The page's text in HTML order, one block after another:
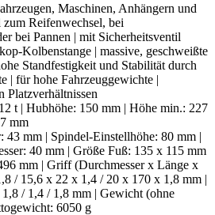
Maschinen, Anhängern und
Reifenwechsel, bei
bei Pannen | mit Sicherheitsventil
Kolbenstange | massive, geschweißte
Standfestigkeit und Stabilität durch
| für hohe Fahrzeuggewichte |
Platzverhältnissen
t | Hubhöhe: 150 mm | Höhe min.: 227
mm
43 mm | Spindel-Einstellhöhe: 80 mm |
40 mm | Größe Fuß: 135 x 115 mm
mm | Griff (Durchmesser x Länge x
/ 15,6 x 22 x 1,4 / 20 x 170 x 1,8 mm |
/ 1,4 / 1,8 mm | Gewicht (ohne
6050 g